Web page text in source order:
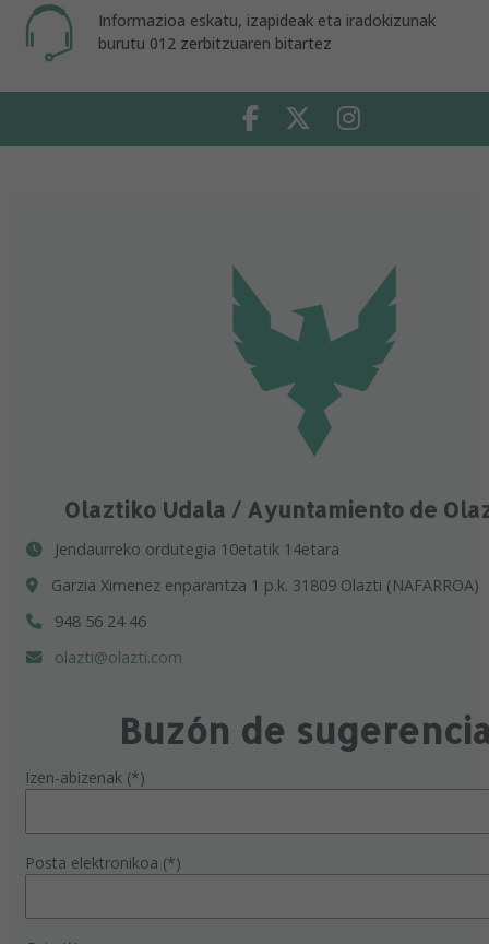
Informazioa eskatu, izapideak eta iradokizunak
burutu 012 zerbitzuaren bitartez
Facebook Twitter Instagram
Olaztiko Udala / Ayuntamiento de
Jendaurreko ordutegia 10etatik 14etara
Garzia Ximenez enparantza 1 p.k. 31809 Olazti (NAFARROA)
948 56 24 46
olazti@olazti.com
Buzón de
Izen-abizenak (*)
Posta elektronikoa (*)